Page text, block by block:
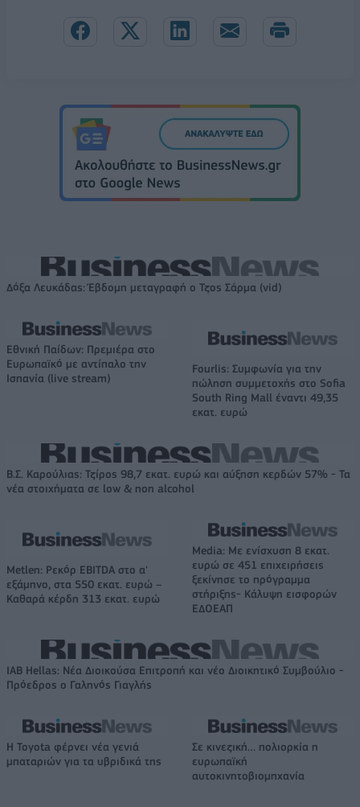
Δόξα Λευκάδας: Έβδομη μεταγραφή ο Τζος Σάρμα (vid)
Εθνική Παίδων: Πρεμιέρα στο
Ευρωπαϊκό με αντίπαλο την
Ισπανία (live stream)
Fourlis: Συμφωνία για την
πώληση συμμετοχής στο Sofia
South Ring Mall έναντι 49,35
εκατ. ευρώ
Β.Σ. Καρούλιας: Τζίρος 98,7 εκατ. ευρώ και αύξηση κερδών 57% - Τα
νέα στοιχήματα σε low & non alcohol
Metlen: Ρεκόρ EBITDA στο α'
εξάμηνο, στα 550 εκατ. ευρώ –
Καθαρά κέρδη 313 εκατ. ευρώ
Media: Με ενίσχυση 8 εκατ.
ευρώ σε 451 επιχειρήσεις
ξεκίνησε το πρόγραμμα
στήριξης- Κάλυψη εισφορών
ΕΔΟΕΑΠ
IAB Hellas: Νέα Διοικούσα Επιτροπή και νέο Διοικητικό Συμβούλιο -
Πρόεδρος ο Γαληνός Γιαγλής
Η Toyota φέρνει νέα γενιά
μπαταριών για τα υβριδικά της
Σε κινεζική… πολιορκία η
ευρωπαϊκή
αυτοκινητοβιομηχανία